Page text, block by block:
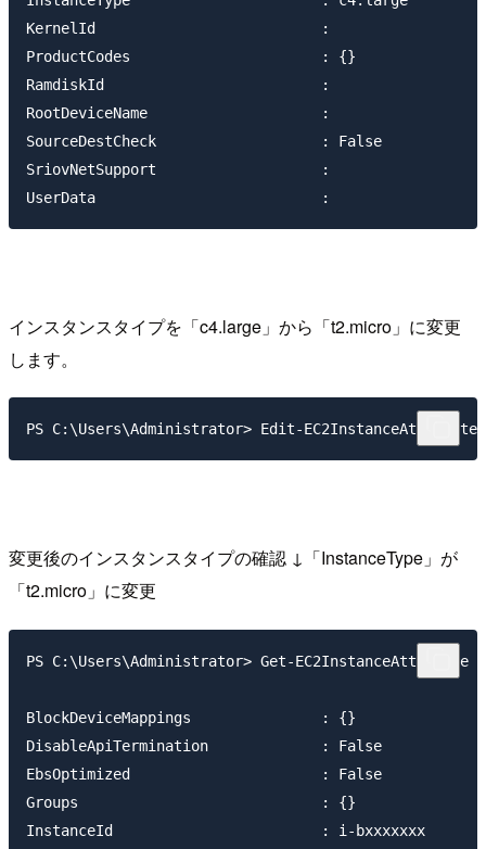
KernelId                          :
ProductCodes                      : {}
RamdiskId                         :
RootDeviceName                    :
SourceDestCheck                   : False
SriovNetSupport                   :
インスタンスタイプを「c4.large」から「t2.micro」に変更
します。
変更後のインスタンスタイプの確認 ↓「InstanceType」が
「t2.micro」に変更
PS C:\Users\Administrator> Get-
BlockDeviceMappings               : {}
DisableApiTermination             : False
EbsOptimized                      : False
Groups                            : {}
InstanceId                        : i-bxxxxxxx